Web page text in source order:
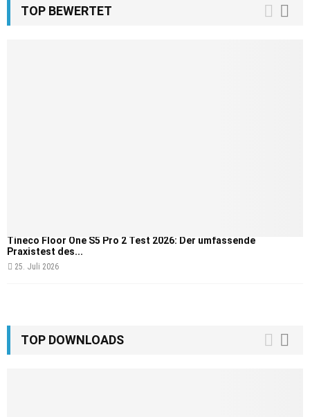
TOP BEWERTET
Tineco Floor One S5 Pro 2 Test 2026: Der umfassende
Praxistest des...
25. Juli 2026
TOP DOWNLOADS